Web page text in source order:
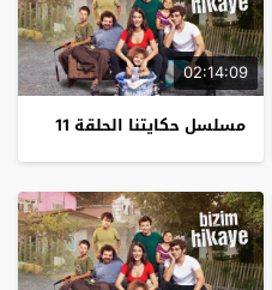
02:14:09
مسلسل حكايتنا الحلقة 11